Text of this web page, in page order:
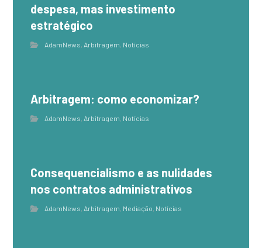
despesa, mas investimento
estratégico
AdamNews, Arbitragem, Notícias
Arbitragem: como economizar?
AdamNews, Arbitragem, Notícias
Consequencialismo e as nulidades
nos contratos administrativos
AdamNews, Arbitragem, Mediação, Notícias